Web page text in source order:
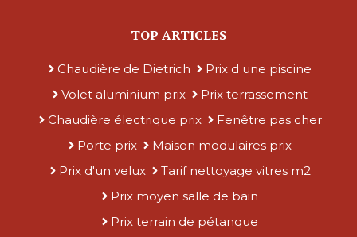
TOP ARTICLES
Chaudière de Dietrich
Prix d une piscine
Volet aluminium prix
Prix terrassement
Chaudière électrique prix
Fenêtre pas cher
Porte prix
Maison modulaires prix
Prix d'un velux
Tarif nettoyage vitres m2
Prix moyen salle de bain
Prix terrain de pétanque